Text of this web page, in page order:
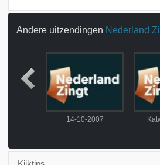
Andere uitzendingen Nederland
14-10-2007